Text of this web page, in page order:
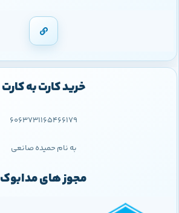
خرید کارت به کارت
6063731165466179
به نام حمیده صانعی
مجوز های مدابوک